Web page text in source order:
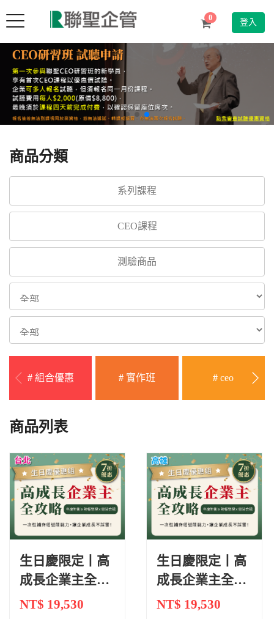
Toggle
navigation
0 登入
商品分類
系列課程
CEO課程
測驗商品
# 組合優惠 # 實作班 # ceo
商品列表
生日慶限定丨高
成長企業主全攻
略丨台北
NT$ 19,530
生日慶限定丨高
成長企業主全攻
略丨高雄
NT$ 19,530